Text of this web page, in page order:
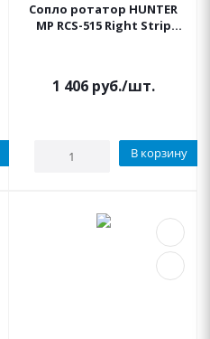
Сопло ротатор HUNTER
MP RCS-515 Right Strip
1 406руб./шт.
В корзину